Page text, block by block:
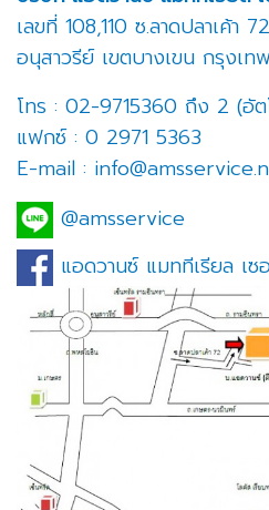
เลขที่ 108,110 ซ.ลาดปลาเค้า
อนุสาวรีย์ เขตบางเขน กรุงเท
โทร : 02-9715360 ถึง 2 (อั
แฟกซ์ : 0 2971 5363
E-mail :
@amsservice
แอดวานซ์ แมททีเรียล เซ